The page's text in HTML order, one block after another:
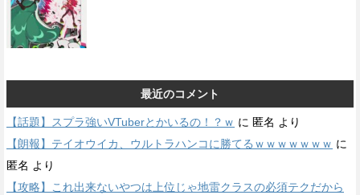
最近のコメント
【話題】スプラ強いVTuberとかいるの！？ｗ に 匿名 より
【朗報】テイオウイカ、ウルトラハンコに勝てるｗｗｗｗｗｗｗ に
匿名 より
【攻略】これ出来ないやつは上位じゃ地雷クラスの必須テクだから